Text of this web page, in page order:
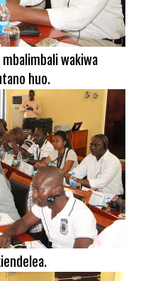
wakiwa
huo.